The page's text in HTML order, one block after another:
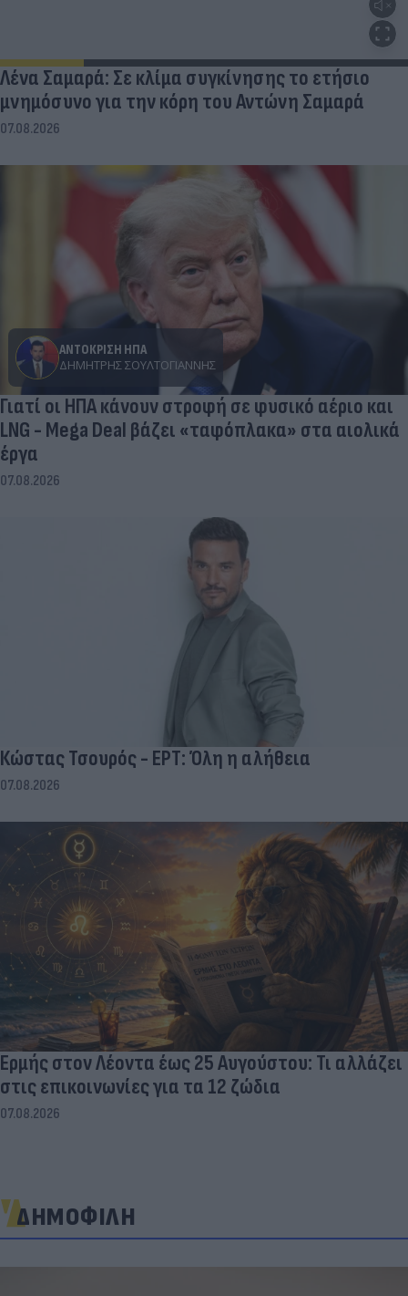
Λένα Σαμαρά: Σε κλίμα συγκίνησης το ετήσιο
μνημόσυνο για την κόρη του Αντώνη Σαμαρά
07.08.2026
ΑΝΤΟΚΡΙΣΗ ΗΠΑ
ΔΗΜΉΤΡΗΣ ΣΟΥΛΤΟΓΙΆΝΝΗΣ
Γιατί οι ΗΠΑ κάνουν στροφή σε φυσικό αέριο και
LNG - Mega Deal βάζει «ταφόπλακα» στα αιολικά
έργα
07.08.2026
Κώστας Τσουρός - ΕΡΤ: Όλη η αλήθεια
07.08.2026
Ερμής στον Λέοντα έως 25 Αυγούστου: Τι αλλάζει
στις επικοινωνίες για τα 12 ζώδια
07.08.2026
ΔΗΜΟΦΙΛΗ